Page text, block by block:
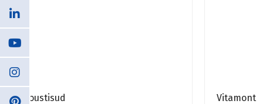
Croustisud Vitamont